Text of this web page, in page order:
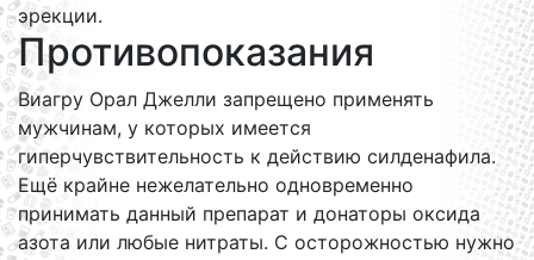
эрекции.
Противопоказания
Виагру Орал Джелли запрещено применять
мужчинам, у которых имеется
гиперчувствительность к действию силденафила.
Ещё крайне нежелательно одновременно
принимать данный препарат и донаторы оксида
азота или любые нитраты. C осторожностью нужно